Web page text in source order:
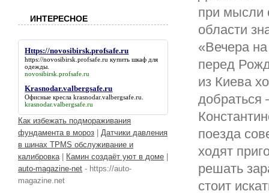
при мысли
области
«Вечера
перед
из Киева
добраться
поезда
ходят
решать
стоит
ИНТЕРЕСНОЕ
Https://novosibirsk.profsafe.ru
https://novosibirsk.profsafe.ru купить шкаф для
одежды.
novosibirsk.profsafe.ru
Krasnodar.valbergsafe.ru
Офисные креслаkrasnodar.valbergsafe.ru
krasnodar.valbergsafe.ru
Как избежать подмораживания
фундамента в мороз
Датчики давления
в шинах TPMS обслуживание и
калибровка
Камин создаёт уют в доме
auto-magazine-net - https://auto-
magazine.net